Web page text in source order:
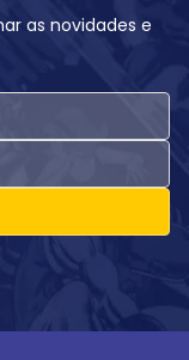
as novidades e